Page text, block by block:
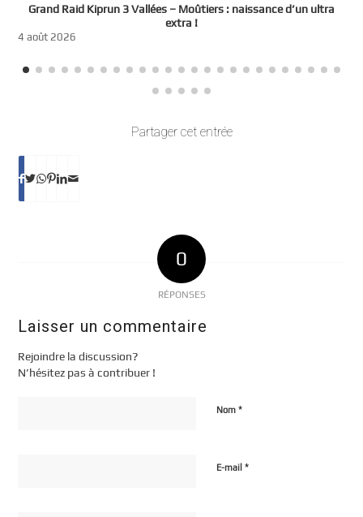
Grand Raid Kiprun 3 Vallées – Moûtiers : naissance d’un ultra
extra !
4 août 2026
Partager cet entrée
0
RÉPONSES
Laisser un commentaire
Rejoindre la discussion?
N’hésitez pas à contribuer !
Nom*
E-mail*